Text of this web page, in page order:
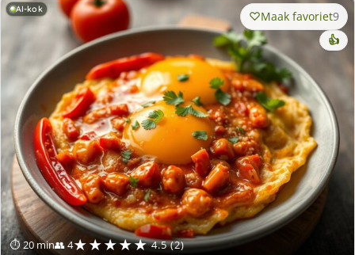
AI-kok
⏱ 20 min👥 4★★★★★ 4.5 (2)
Maak favoriet9
👍